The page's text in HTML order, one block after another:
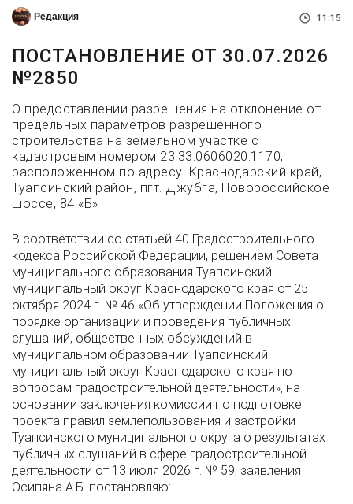
Редакция 11:15
ПОСТАНОВЛЕНИЕ ОТ 30.07.2026
№2850
О предоставлении разрешения на отклонение от
предельных параметров разрешенного
строительства на земельном участке с
кадастровым номером 23:33:0606020:1170,
расположенном по адресу: Краснодарский край,
Туапсинский район, пгт. Джубга, Новороссийское
шоссе, 84 «Б»
В соответствии со статьей 40 Градостроительного
кодекса Российской Федерации, решением Совета
муниципального образования Туапсинский
муниципальный округ Краснодарского края от 25
октября 2024 г. № 46 «Об утверждении Положения о
порядке организации и проведения публичных
слушаний, общественных обсуждений в
муниципальном образовании Туапсинский
муниципальный округ Краснодарского края по
вопросам градостроительной деятельности», на
основании заключения комиссии по подготовке
проекта правил землепользования и застройки
Туапсинского муниципального округа о результатах
публичных слушаний в сфере градостроительной
деятельности от 13 июля 2026 г. № 59, заявления
Осипяна А.Б. постановляю: